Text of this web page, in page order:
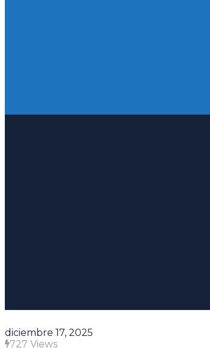
diciembre 17, 2025
727 Views